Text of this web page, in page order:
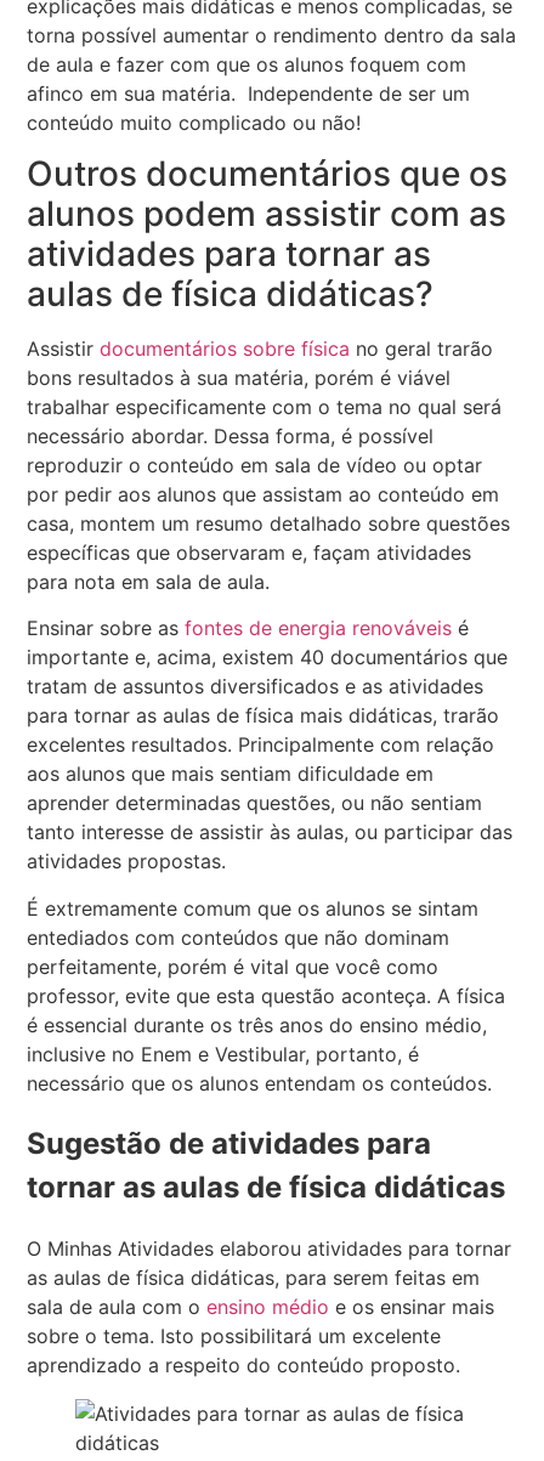
explicações mais didáticas e menos complicadas, se
torna possível aumentar o rendimento dentro da sala
de aula e fazer com que os alunos foquem com
afinco em sua matéria. Independente de ser um
conteúdo muito complicado ou não!
Outros documentários que os
alunos podem assistir com as
atividades para tornar as
aulas de física didáticas?
Assistirdocumentários sobre física no geral trarão
bons resultados à sua matéria, porém é viável
trabalhar especificamente com o tema no qual será
necessário abordar. Dessa forma, é possível
reproduzir o conteúdo em sala de vídeo ou optar
por pedir aos alunos que assistam ao conteúdo em
casa, montem um resumo detalhado sobre questões
específicas que observaram e, façam atividades
para nota em sala de aula.
Ensinar sobre asfontes de energia renováveis é
importante e, acima, existem 40 documentários que
tratam de assuntos diversificados e as atividades
para tornar as aulas de física mais didáticas, trarão
excelentes resultados. Principalmente com relação
aos alunos que mais sentiam dificuldade em
aprender determinadas questões, ou não sentiam
tanto interesse de assistir às aulas, ou participar das
atividades propostas.
É extremamente comum que os alunos se sintam
entediados com conteúdos que não dominam
perfeitamente, porém é vital que você como
professor, evite que esta questão aconteça. A física
é essencial durante os três anos do ensino médio,
inclusive no Enem e Vestibular, portanto, é
necessário que os alunos entendam os conteúdos.
Sugestão de atividades para
tornar as aulas de física didáticas
O Minhas Atividades elaborou atividades para tornar
as aulas de física didáticas, para serem feitas em
sala de aula com oensino médio e os ensinar mais
sobre o tema. Isto possibilitará um excelente
aprendizado a respeito do conteúdo proposto.